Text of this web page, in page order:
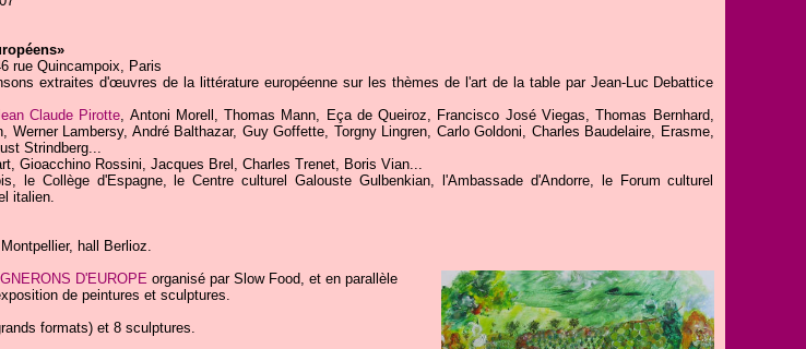
rue Quincampoix, Paris
extraites d'œuvres de la littérature européenne sur les thèmes de l'art de la table par Jean-Luc Debattice
Claude Pirotte, Antoni Morell, Thomas Mann, Eça de Queiroz, Francisco José Viegas, Thomas Bernhard,
Werner Lambersy, André Balthazar, Guy Goffette, Torgny Lingren, Carlo Goldoni, Charles Baudelaire, Erasme,
Strindberg...
Gioacchino Rossini, Jacques Brel, Charles Trenet, Boris Vian...
le Collège d'Espagne, le Centre culturel Galouste Gulbenkian, l'Ambassade d'Andorre, le Forum culturel
italien.
hall Berlioz.
D'EUROPE organisé par Slow Food, et en parallèle
de peintures et sculptures.
formats) et 8 sculptures.